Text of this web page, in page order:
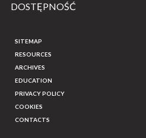
DOSTĘPNOŚĆ
SITEMAP
RESOURCES
ARCHIVES
EDUCATION
PRIVACY POLICY
COOKIES
CONTACTS